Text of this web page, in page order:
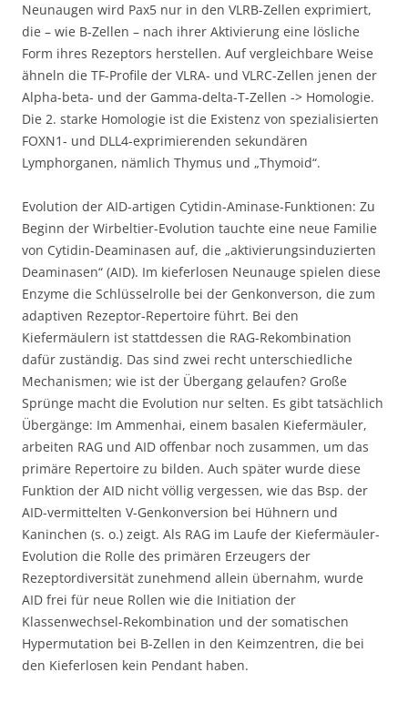
Neunaugen wird Pax5 nur in den VLRB-Zellen exprimiert,
die – wie B-Zellen – nach ihrer Aktivierung eine lösliche
Form ihres Rezeptors herstellen. Auf vergleichbare Weise
ähneln die TF-Profile der VLRA- und VLRC-Zellen jenen der
Alpha-beta- und der Gamma-delta-T-Zellen -> Homologie.
Die 2. starke Homologie ist die Existenz von spezialisierten
FOXN1- und DLL4-exprimierenden sekundären
Lymphorganen, nämlich Thymus und „Thymoid“.
Evolution der AID-artigen Cytidin-Aminase-Funktionen: Zu
Beginn der Wirbeltier-Evolution tauchte eine neue Familie
von Cytidin-Deaminasen auf, die „aktivierungsinduzierten
Deaminasen“ (AID). Im kieferlosen Neunauge spielen diese
Enzyme die Schlüsselrolle bei der Genkonverson, die zum
adaptiven Rezeptor-Repertoire führt. Bei den
Kiefermäulern ist stattdessen die RAG-Rekombination
dafür zuständig. Das sind zwei recht unterschiedliche
Mechanismen; wie ist der Übergang gelaufen? Große
Sprünge macht die Evolution nur selten. Es gibt tatsächlich
Übergänge: Im Ammenhai, einem basalen Kiefermäuler,
arbeiten RAG und AID offenbar noch zusammen, um das
primäre Repertoire zu bilden. Auch später wurde diese
Funktion der AID nicht völlig vergessen, wie das Bsp. der
AID-vermittelten V-Genkonversion bei Hühnern und
Kaninchen (s. o.) zeigt. Als RAG im Laufe der Kiefermäuler-
Evolution die Rolle des primären Erzeugers der
Rezeptordiversität zunehmend allein übernahm, wurde
AID frei für neue Rollen wie die Initiation der
Klassenwechsel-Rekombination und der somatischen
Hypermutation bei B-Zellen in den Keimzentren, die bei
den Kieferlosen kein Pendant haben.